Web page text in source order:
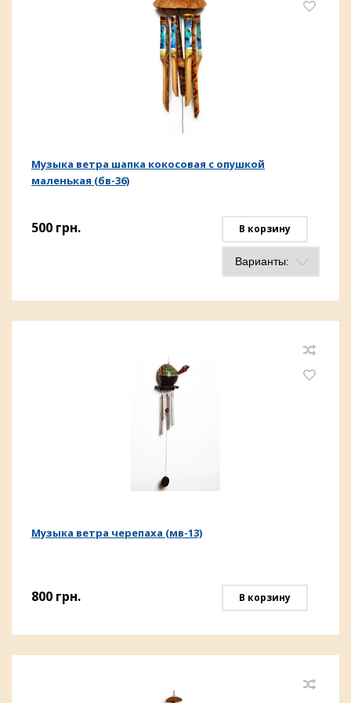
Музыка ветра шапка кокосовая с опушкой
маленькая (бв-36)
500 грн. В корзину
Музыка ветра черепаха (мв-13)
800 грн. В корзину